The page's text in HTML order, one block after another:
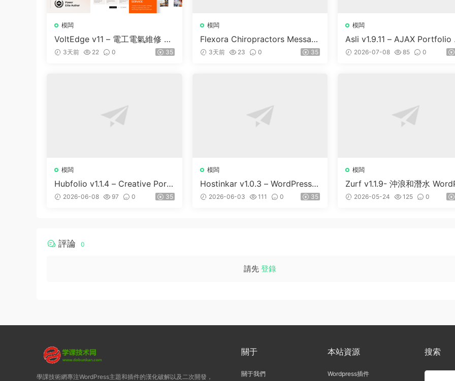
模闆
VoltEdge v11 – 電工電氣維修 W
ordPress 主題
3天前 22 0 35
模闆
Flexora Chiropractors Messag
e and Physical Therapists Wor
3天前 23 0 35
模闆
Asli v1.9.11 – AJAX Portfolio
ementor WordPress Theme
2026-07-08 85 0
模闆
Hubfolio v1.1.4 – Creative Portf
olio & Digital Agency WordPre
2026-06-08 97 0 35
模闆
Hostinkar v1.0.3 – WordPress &
WHMCS 主題
2026-06-03 111 0 35
模闆
Zurf v1.1.9- 沖浪和潛水
ess主題
2026-05-24 125 0
評論 0
請先 登錄
學課技術網專注WordPress主題和插件的漢化破解以及二次開發，
關于
關于我們
本站資源
Wordpress插件
搜索